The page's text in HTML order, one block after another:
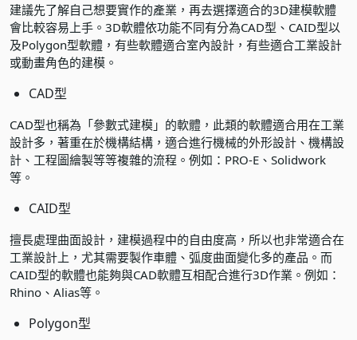
建議先了解自己想要實作的產業，再去選擇適合的3D建模軟體
會比較容易上手。3D軟體依功能不同有分為CAD型、CAID型以
及Polygon型軟體，有些軟體適合室內設計，有些適合工業設計
或動畫角色的建模。
CAD型
CAD型也稱為「參數式建模」的軟體，此類的軟體適合用在工業
設計多，著重在於機構結構，適合進行機械的外形設計、機構設
計、工程圖繪製等等複雜的流程。例如：PRO-E、Solidwork
等。
CAID型
擅長處理曲面設計，建模過程中的自由度高，所以也非常適合在
工業設計上，尤其需要製作車體、弧度曲面變化多的產品。而
CAID型的軟體也能夠與CAD軟體互相配合進行3D作業。例如：
Rhino、Alias等。
Polygon型